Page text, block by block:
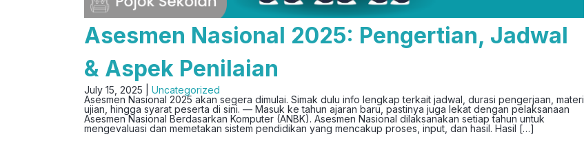
Asesmen Nasional 2025: Pengertian, Jadwal
& Aspek Penilaian
July 15, 2025 | Uncategorized
Asesmen Nasional 2025 akan segera dimulai. Simak dulu info lengkap terkait jadwal, durasi pengerjaan, materi
ujian, hingga syarat peserta di sini. — Masuk ke tahun ajaran baru, pastinya juga lekat dengan pelaksanaan
Asesmen Nasional Berdasarkan Komputer (ANBK). Asesmen Nasional dilaksanakan setiap tahun untuk
mengevaluasi dan memetakan sistem pendidikan yang mencakup proses, input, dan hasil. Hasil […]